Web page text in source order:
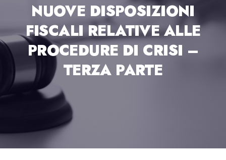
NUOVE DISPOSIZIONI
FISCALI RELATIVE ALLE
PROCEDURE DI CRISI –
TERZA PARTE